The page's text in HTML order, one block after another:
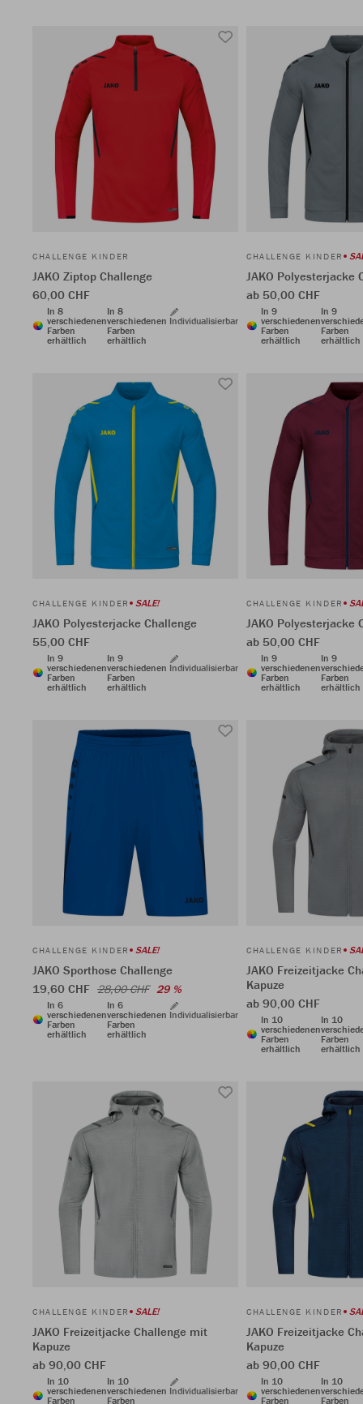
CHALLENGE KINDER
JAKO Ziptop Challenge
60,00 CHF
In 8
verschiedenen
Farben
erhältlich
In 8
verschiedenen
Farben
erhältlich
Individualisierbar
CHALLENGE KINDER
JAKO Polyesterjacke
ab 50,00 CHF
In 9
verschiedenen
Farben
erhältlich
In 9
Farben
erhältlich
CHALLENGE KINDER SALE!
JAKO Polyesterjacke Challenge
55,00 CHF
In 9
verschiedenen
Farben
erhältlich
In 9
verschiedenen
Farben
erhältlich
Individualisierbar
CHALLENGE KINDER
JAKO Polyesterjacke
ab 50,00 CHF
In 9
verschiedenen
Farben
erhältlich
In 9
Farben
erhältlich
CHALLENGE KINDER SALE!
JAKO Sporthose Challenge
19,60 CHF 28,00 CHF 29 %
In 6
verschiedenen
Farben
erhältlich
In 6
verschiedenen
Farben
erhältlich
Individualisierbar
CHALLENGE KINDER
JAKO Freizeitjacke
Kapuze
ab 90,00 CHF
In 10
verschiedenen
Farben
erhältlich
In 10
Farben
erhältlich
CHALLENGE KINDER SALE!
JAKO Freizeitjacke Challenge mit
Kapuze
ab 90,00 CHF
In 10
verschiedenen
Farben
In 10
verschiedenen
Farben
Individualisierbar
CHALLENGE KINDER
JAKO Freizeitjacke
Kapuze
ab 90,00 CHF
In 10
verschiedenen
Farben
In 10
Farben